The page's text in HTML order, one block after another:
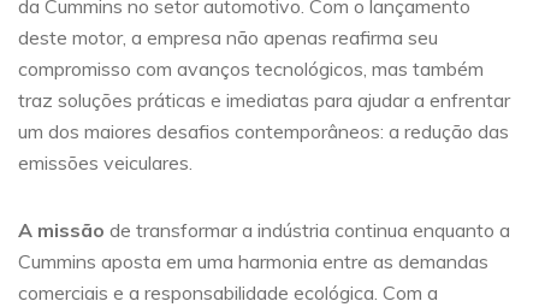
da Cummins no setor automotivo. Com o lançamento
deste motor, a empresa não apenas reafirma seu
compromisso com avanços tecnológicos, mas também
traz soluções práticas e imediatas para ajudar a enfrentar
um dos maiores desafios contemporâneos: a redução das
emissões veiculares.
A missão de transformar a indústria continua enquanto a
Cummins aposta em uma harmonia entre as demandas
comerciais e a responsabilidade ecológica. Com a